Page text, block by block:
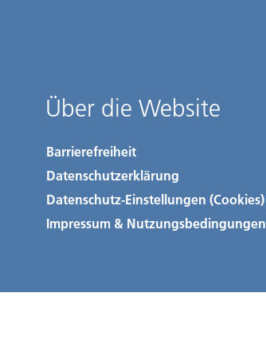
Über die Website
Barrierefreiheit
Datenschutzerklärung
Datenschutz-Einstellungen (Cookies)
Impressum & Nutzungsbedingungen